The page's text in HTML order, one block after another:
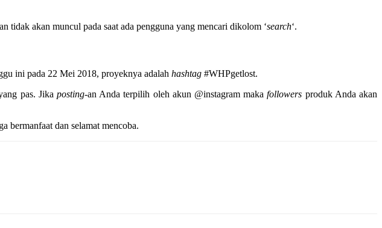
tidak akan muncul pada saat ada pengguna yang mencari dikolom ‘search‘.
ini pada 22 Mei 2018, proyeknya adalah hashtag #WHPgetlost.
pas. Jika posting-an Anda terpilih oleh akun @instagram makafollowers produk Anda akan
bermanfaat dan selamat mencoba.